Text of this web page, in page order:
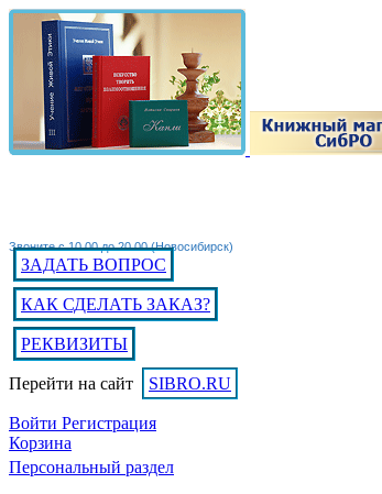
Звоните с 10.00 до 20.00 (Новосибирск)
ЗАДАТЬ ВОПРОС
КАК СДЕЛАТЬ ЗАКАЗ?
РЕКВИЗИТЫ
Перейти на сайт SIBRO.RU
Войти Регистрация
Корзина
Персональный раздел